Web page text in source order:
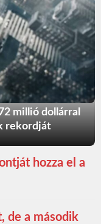
millió dollárral
rekordját
hozza el a
de a második